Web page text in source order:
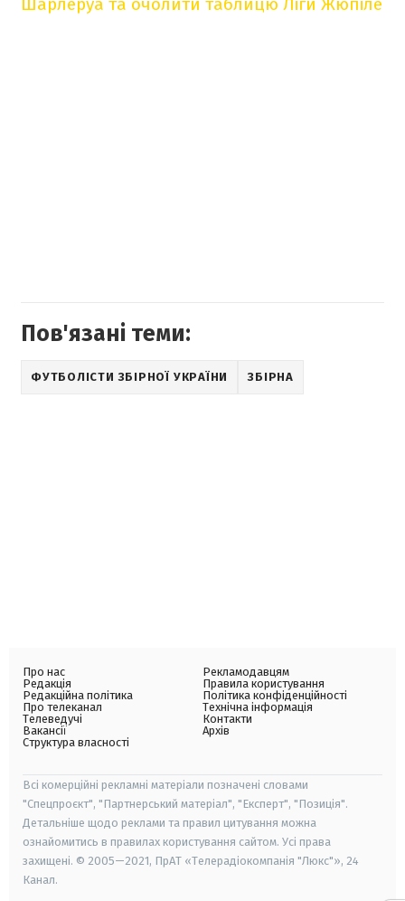
Пов'язані теми:
ФУТБОЛІСТИ ЗБІРНОЇ УКРАЇНИ ЗБІРНА
Про нас
Редакція
Редакційна політика
Про телеканал
Телеведучі
Вакансії
Структура власності
Рекламодавцям
Правила користування
Політика конфіденційності
Технічна інформація
Контакти
Архів
Всі комерційні рекламні матеріали позначені словами
"Спецпроєкт", "Партнерський матеріал", "Експерт", "Позиція".
Детальніше щодо реклами та правил цитування можна
ознайомитись в правилах користування сайтом. Усі права
захищені. © 2005—2021, ПрАТ «Телерадіокомпанія "Люкс"», 24
Канал.